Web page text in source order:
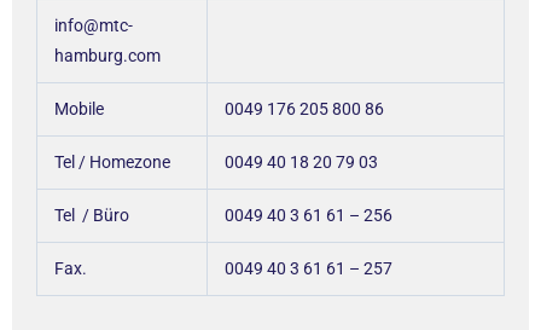
info@mtc-
hamburg.com
Mobile 0049 176 205 800 86
Tel / Homezone 0049 40 18 20 79 03
Tel / Büro 0049 40 3 61 61 – 256
Fax. 0049 40 3 61 61 – 257